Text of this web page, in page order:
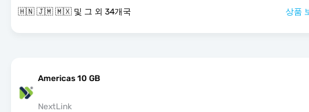
🇭🇳 🇯🇲 🇲🇽 및 그 외 34개국 상품
Americas 10 GB
NextLink